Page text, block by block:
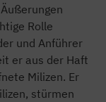
Rolle
und Anführer
er aus der Haft
Milizen. Er
stürmen